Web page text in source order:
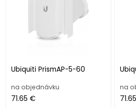
Ubiquiti PrismAP-5-60
na objednávku
71.65 €
na